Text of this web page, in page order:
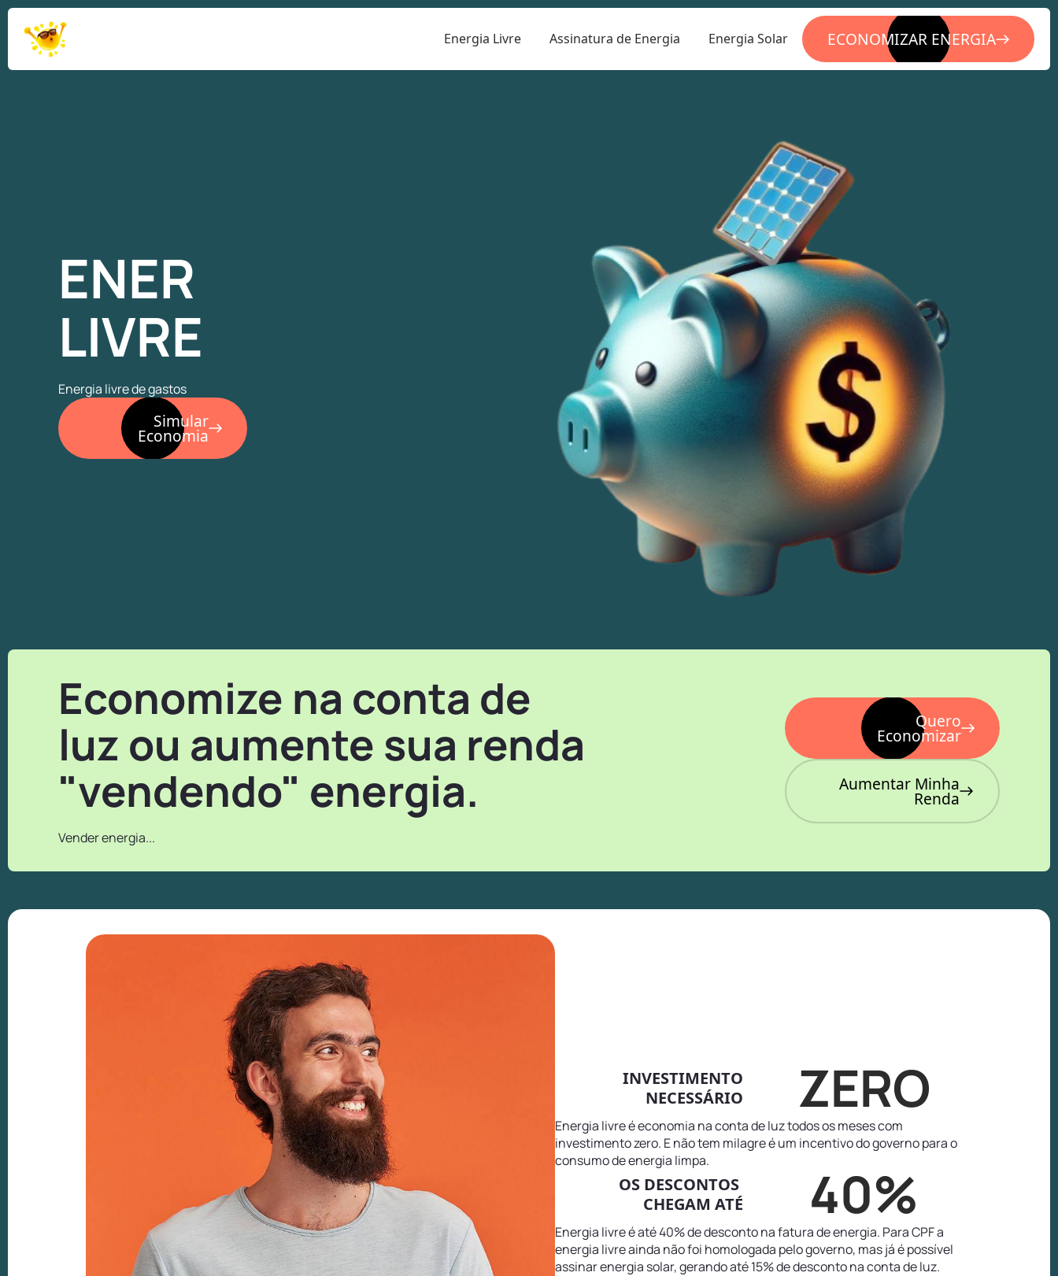
Energia Livre Assinatura de Energia Energia Solar ECONOMIZAR ENERGIA
ENER
LIVRE
Energia livre de gastos
Simular
Economia
Economize na conta de
luz ou aumente sua renda
"vendendo" energia.
Vender energia...
Quero
Economizar
Aumentar Minha
Renda
INVESTIMENTO
NECESSÁRIO
ZERO
Energia livre é economia na conta de luz todos os meses com
investimento zero. E não tem milagre é um incentivo do governo para o
consumo de energia limpa.
OS DESCONTOS
CHEGAM ATÉ
40%
Energia livre é até 40% de desconto na fatura de energia. Para CPF a
energia livre ainda não foi homologada pelo governo, mas já é possível
assinar energia solar, gerando até 15% de desconto na conta de luz.